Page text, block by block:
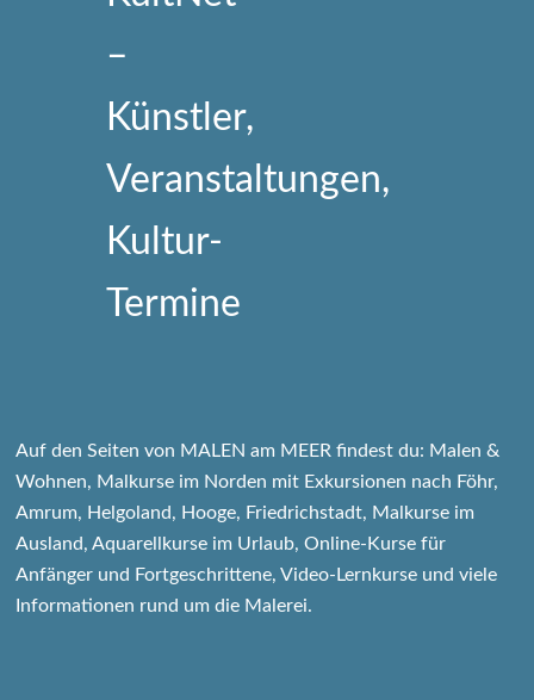
Auf den Seiten von MALEN am MEER findest du: Malen &
Wohnen, Malkurse im Norden mit Exkursionen nach Föhr,
Amrum, Helgoland, Hooge, Friedrichstadt, Malkurse im
Ausland, Aquarellkurse im Urlaub, Online-Kurse für
Anfänger und Fortgeschrittene, Video-Lernkurse und viele
Informationen rund um die Malerei.